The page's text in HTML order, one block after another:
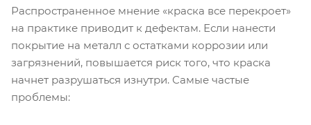
Распространенное мнение «краска все перекроет»
на практике приводит к дефектам. Если нанести
покрытие на металл с остатками коррозии или
загрязнений, повышается риск того, что краска
начнет разрушаться изнутри. Самые частые
проблемы: